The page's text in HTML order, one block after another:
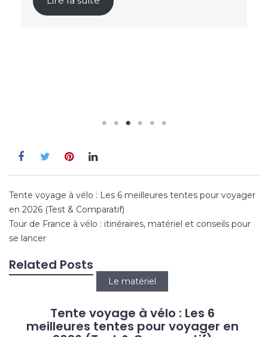
Choisir une sacoche vélo pour voyager ne se
Navigation
de
l’article
Tente voyage à vélo : Les 6 meilleures tentes pour voyager
en 2026 (Test & Comparatif)
Tour de France à vélo : itinéraires, matériel et conseils pour
se lancer
Related Posts
Le matériel
Tente voyage à vélo : Les 6
meilleures tentes pour voyager en